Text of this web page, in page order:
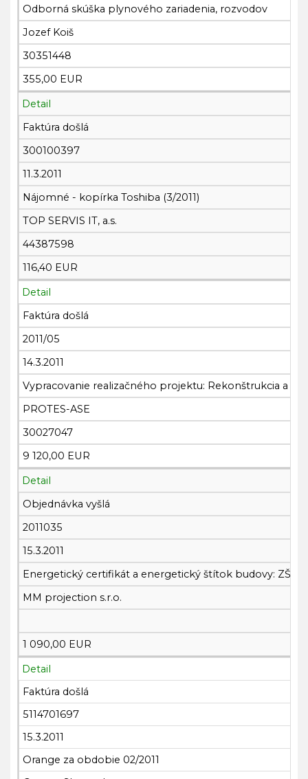
Odborná skúška plynového zariadenia, rozvodov
Jozef Koiš
30351448
355,00 EUR
Detail
Faktúra došlá
300100397
11.3.2011
Nájomné - kopírka Toshiba (3/2011)
TOP SERVIS IT, a.s.
44387598
116,40 EUR
Detail
Faktúra došlá
2011/05
14.3.2011
Vypracovanie realizačného projektu: Rekonštrukcia a
PROTES-ASE
30027047
9 120,00 EUR
Detail
Objednávka vyšlá
2011035
15.3.2011
Energetický certifikát a energetický štítok budovy: ZŠ
MM projection s.r.o.
1 090,00 EUR
Detail
Faktúra došlá
5114701697
15.3.2011
Orange za obdobie 02/2011